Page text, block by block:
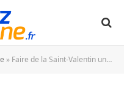
» Faire de la Saint-Valentin une vraie célébration de votre amour : comment choisir la bague de fiançailles idéale ?